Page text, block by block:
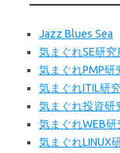
Jazz Blues Sea
気まぐれSE研究
気まぐれPMP研
気まぐれITIL研
気まぐれ投資研
気まぐれWEB研
気まぐれLINUX